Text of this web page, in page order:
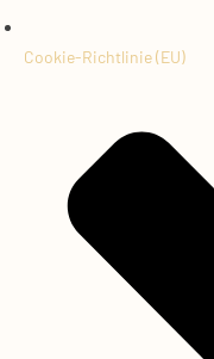
Cookie-Richtlinie (EU)